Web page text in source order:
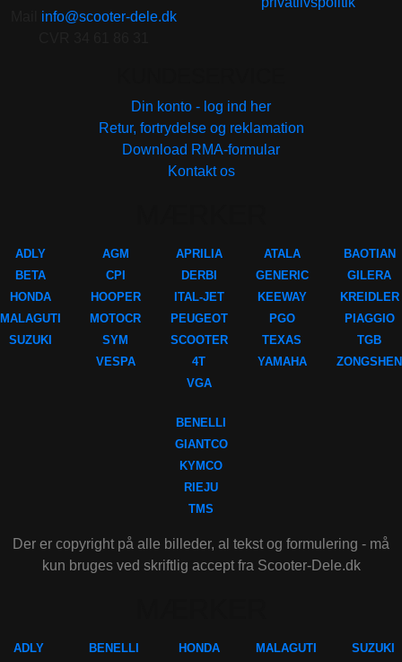
info@scooter-dele.dk
Din konto - log ind her
Retur, fortrydelse og reklamation
Download RMA-formular
Kontakt os
ADLY
BETA
HONDA
MALAGUTI
SUZUKI
AGM
CPI
HOOPER
MOTOCR
SYM
VESPA
APRILIA
DERBI
ITAL-JET
PEUGEOT
SCOOTER
4T
VGA
ATALA
GENERIC
KEEWAY
PGO
TEXAS
YAMAHA
BAOTIAN
GILERA
KREIDLER
PIAGGIO
TGB
ZONGSHEN
BENELLI
GIANTCO
KYMCO
RIEJU
TMS
Der er copyright på alle billeder, al tekst og formulering - må
kun bruges ved skriftlig accept fra Scooter-Dele.dk
ADLY
BENELLI
HONDA
MALAGUTI
SUZUKI